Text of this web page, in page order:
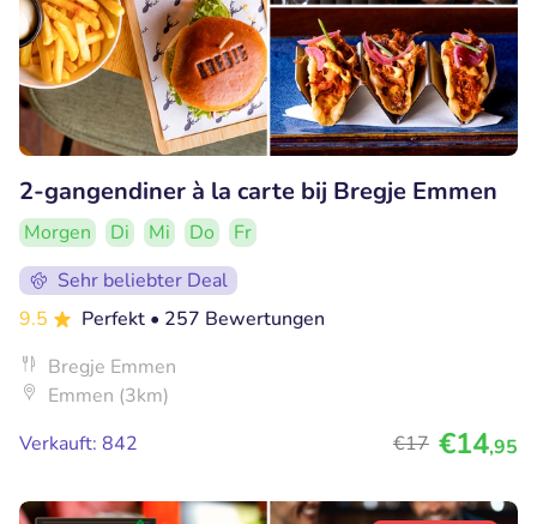
2-gangendiner à la carte bij Bregje Emmen
Morgen Di Mi Do
Fr
Sehr beliebter Deal
9.5
Perfekt • 257 Bewertungen
Bregje Emmen
Emmen (3km)
Verkauft: 842
€17 €14,95